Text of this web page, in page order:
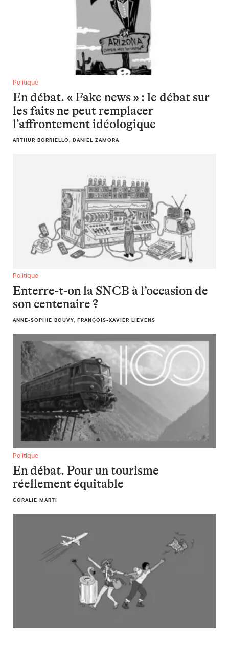
En débat. « Fake news » : le débat sur les faits ne peut
Politique
En débat. « Fake news » : le débat sur
les faits ne peut remplacer
l’affrontement idéologique
ARTHUR BORRIELLO, DANIEL ZAMORA
Enterre-t-on la SNCB à l’occasion de son centenaire ?
Politique
Enterre-t-on la SNCB à l’occasion de
son centenaire ?
ANNE-SOPHIE BOUVY, FRANÇOIS-XAVIER LIEVENS
En débat. Pour un tourisme réellement équitable
Politique
En débat. Pour un tourisme
réellement équitable
CORALIE MARTI